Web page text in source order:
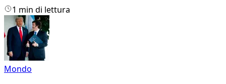
1 min di lettura
Mondo